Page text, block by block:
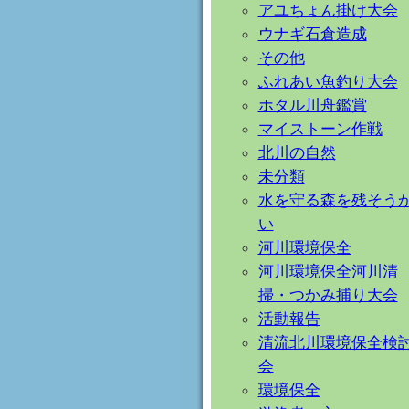
アユちょん掛け大会
ウナギ石倉造成
その他
ふれあい魚釣り大会
ホタル川舟鑑賞
マイストーン作戦
北川の自然
未分類
水を守る森を残そう
い
河川環境保全
河川環境保全河川清
掃・つかみ捕り大会
活動報告
清流北川環境保全検
会
環境保全